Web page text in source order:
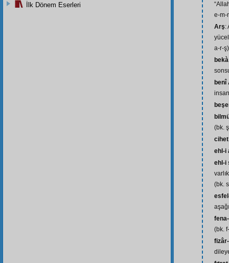
e-m-
Arş:
a-r-ş)
bekà
benî
(bk.
cihet
ehl-i
ehl-i
(bk.
(bk.
İlk Dönem Eserleri